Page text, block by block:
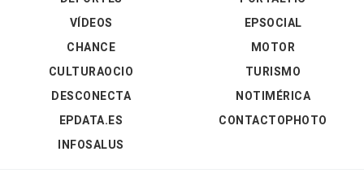
VÍDEOS
EPSOCIAL
CHANCE
CULTURAOCIO
DESCONECTA
EPDATA.ES
INFOSALUS
MOTOR
TURISMO
NOTIMÉRICA
CONTACTOPHOTO